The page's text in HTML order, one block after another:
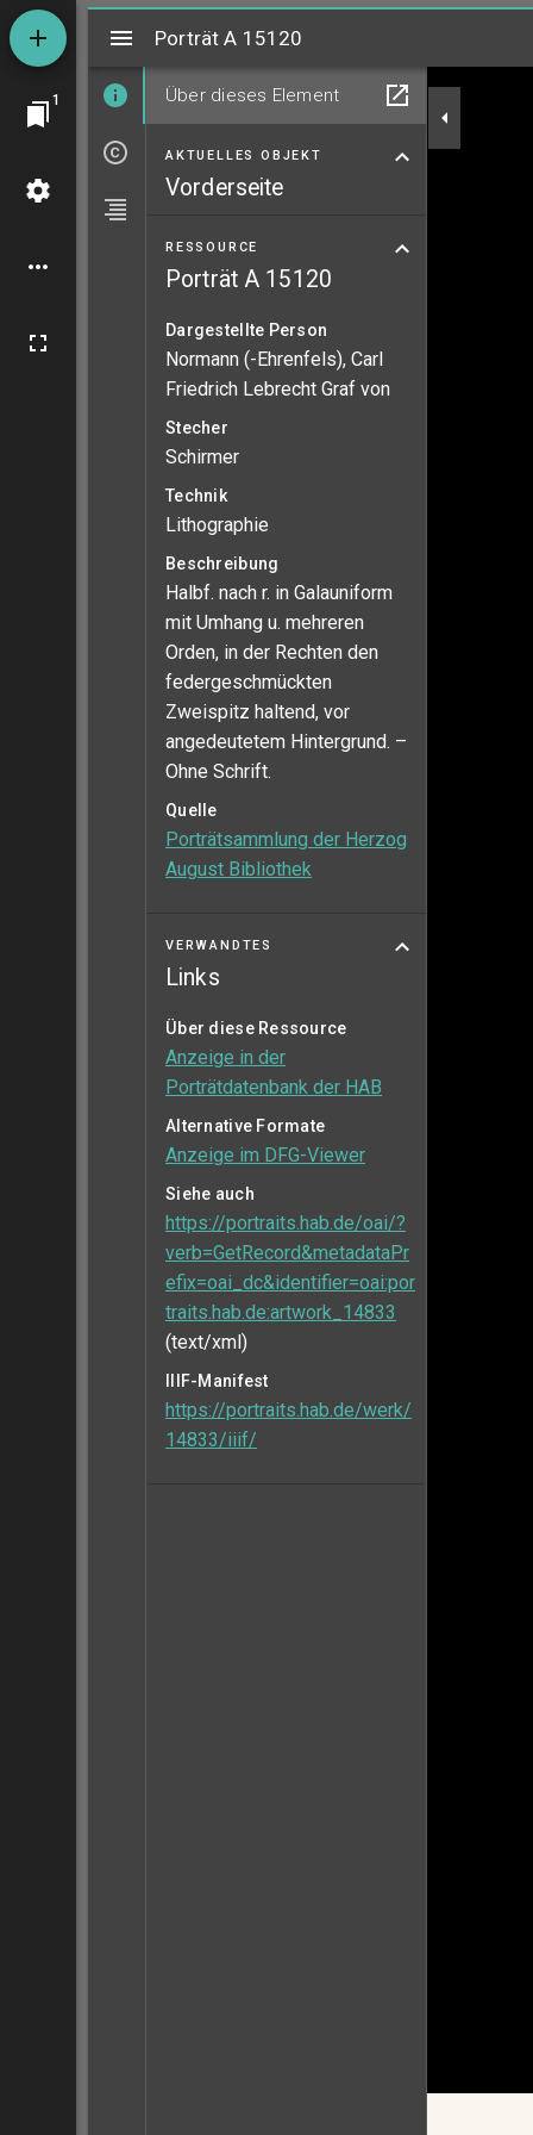
1
MiradorPorträt A 15120
Über dieses Element
AKTUELLES OBJEKT
Vorderseite
RESSOURCE
Porträt A 15120
Dargestellte Person
Normann (-Ehrenfels), Carl
Friedrich Lebrecht Graf von
Stecher
Schirmer
Technik
Lithographie
Beschreibung
Halbf. nach r. in Galauniform
mit Umhang u. mehreren
Orden, in der Rechten den
federgeschmückten
Zweispitz haltend, vor
angedeutetem Hintergrund. –
Ohne Schrift.
Quelle
Porträtsammlung der Herzog
August Bibliothek
VERWANDTES
Links
Über diese Ressource
Anzeige in der
Porträtdatenbank der HAB
Alternative Formate
Anzeige im DFG-Viewer
Siehe auch
https://portraits.hab.de/oai/?
verb=GetRecord&metadataPr
efix=oai_dc&identifier=oai:por
traits.hab.de:artwork_14833
(text/xml)
IIIF-Manifest
https://portraits.hab.de/werk/
14833/iiif/
Porträt A 15120